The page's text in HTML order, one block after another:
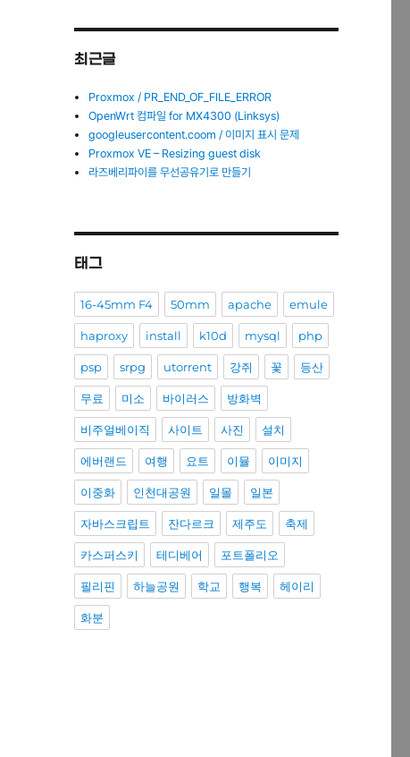
최근글
Proxmox / PR_END_OF_FILE_ERROR
OpenWrt 컴파일 for MX4300 (Linksys)
googleusercontent.coom / 이미지 표시 문제
Proxmox VE – Resizing guest disk
라즈베리파이를 무선공유기로 만들기
태그
16-45mm F4 50mm apache emule
haproxy install k10d mysql php
psp srpg utorrent 강쥐 꽃 등산
무료 미소 바이러스 방화벽
비주얼베이직 사이트 사진 설치
에버랜드 여행 요트 이뮬 이미지
이중화 인천대공원 일몰 일본
자바스크립트 잔다르크 제주도 축제
카스퍼스키 테디베어 포트폴리오
필리핀 하늘공원 학교 행복 헤이리
화분